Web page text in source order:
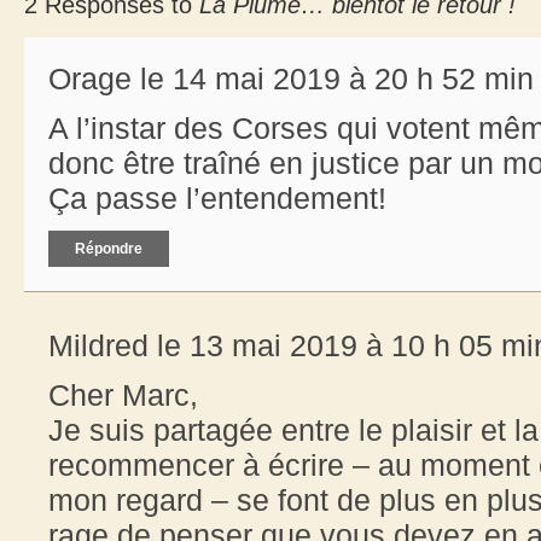
Orage le 14 mai 2019 à 20 h 52 min
A l’instar des Corses qui votent
donc être traîné en justice par un
Ça passe l’entendement!
Répondre
Mildred le 13 mai 2019 à 10 h 05
Cher Marc,
Je suis partagée entre le plaisir et
recommencer à écrire – au
mon regard – se font de plus en